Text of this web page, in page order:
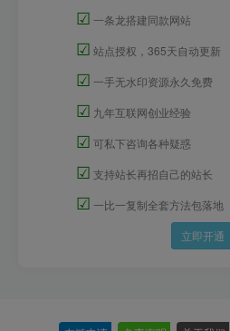
☑ 一条龙搭建同款网站
☑ 站点授权，365天自动更新
☑ 一手无水印资源永久免费
☑ 九年互联网创业经验
☑ 可私下咨询各种疑惑
☑ 支持站长再招自己的站长
☑ 一比一复制全套方法包落地
立即开通